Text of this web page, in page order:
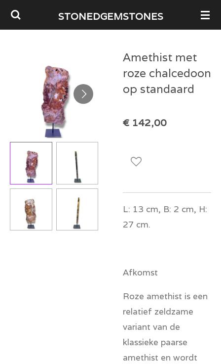
Ga
direct
hoofdinhoud
STONEDGEMSTONES
Amethist met
roze chalcedoon
op standaard
€ 142,00
L: 13 cm, B: 2 cm, H:
27 cm.
Afkomst
Roze amethist is een
relatief zeldzame
variant van de
klassieke paarse
amethist en wordt